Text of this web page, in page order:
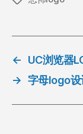
←
UC浏览器
→ 字母logo设